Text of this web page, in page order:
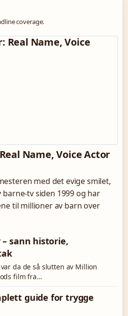
coverage.
Name, Voice Actor
med det evige smilet,
tv siden 1999 og har
til millioner av barn over
sann historie,
da de så slutten av Million
film fra…
guide for trygge